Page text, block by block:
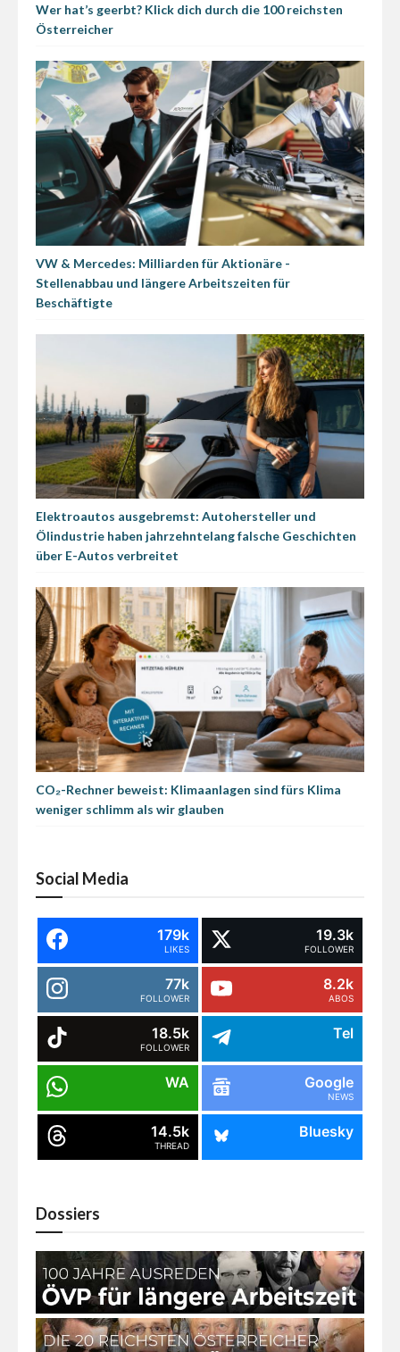
Wer hat’s geerbt? Klick dich durch die 100 reichsten
Österreicher
VW & Mercedes: Milliarden für Aktionäre -
Stellenabbau und längere Arbeitszeiten für
Beschäftigte
Elektroautos ausgebremst: Autohersteller und
Ölindustrie haben jahrzehntelang falsche Geschichten
über E-Autos verbreitet
CO₂-Rechner beweist: Klimaanlagen sind fürs Klima
weniger schlimm als wir glauben
Social Media
179k
LIKES
19.3k
FOLLOWER
77k
FOLLOWER
8.2k
ABOS
18.5k
FOLLOWER
Tel
WA Google
NEWS
14.5k
THREAD
Bluesky
Dossiers